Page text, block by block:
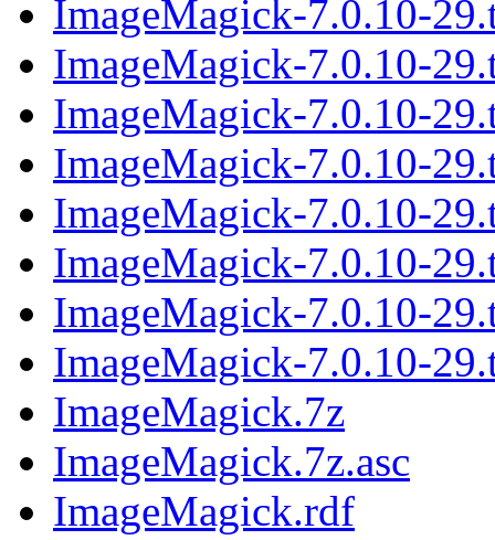
ImageMagick-7.0.10-
ImageMagick-7.0.10-
ImageMagick-7.0.10-
ImageMagick-7.0.10-
ImageMagick-7.0.10-
ImageMagick-7.0.10-
ImageMagick-7.0.10-
ImageMagick-7.0.10-
ImageMagick.7z
ImageMagick.7z.asc
ImageMagick.rdf